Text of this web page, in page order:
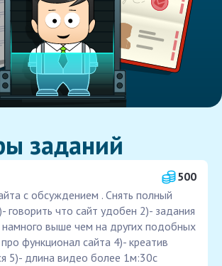
заданий
500
с обсуждением . Снять полный
говорить что сайт удобен 2)- задания
выше чем на других подобных
про функционал сайта 4)- креатив
5)- длина видео более 1м:30с